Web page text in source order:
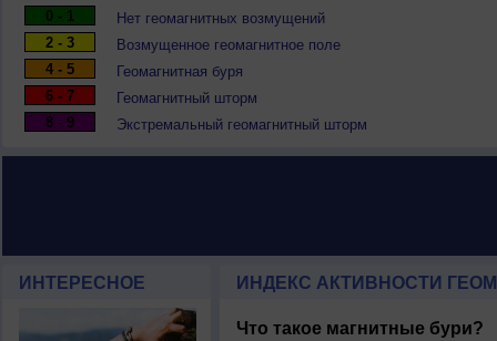
0 - 1
Нет геомагнитных возмущений
2 - 3
Возмущенное геомагнитное поле
4 - 5
Геомагнитная буря
6 - 7
Геомагнитный шторм
8 - 9
Экстремальный геомагнитный шторм
ИНТЕРЕСНОЕ ИНДЕКС АКТИВНОСТИ
Что такое магнитные бури?